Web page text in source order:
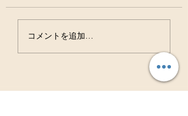
虫歯は治る病気ですよ
コメントを追加…